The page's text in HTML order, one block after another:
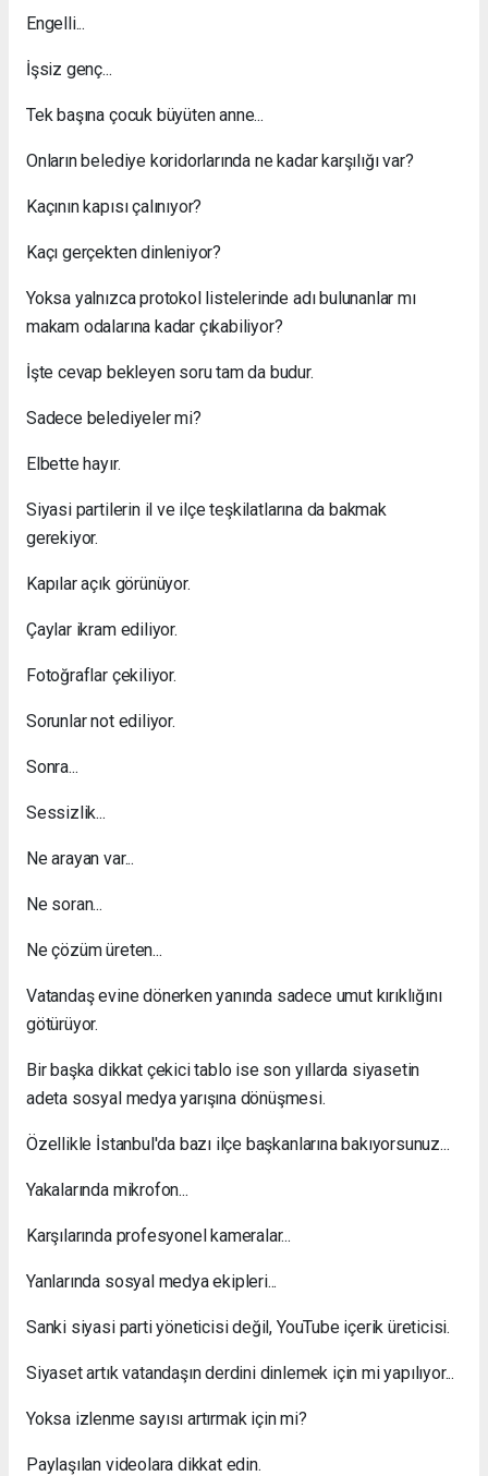
Engelli...
İşsiz genç...
Tek başına çocuk büyüten anne...
Onların belediye koridorlarında ne kadar karşılığı var?
Kaçının kapısı çalınıyor?
Kaçı gerçekten dinleniyor?
Yoksa yalnızca protokol listelerinde adı bulunanlar mı
makam odalarına kadar çıkabiliyor?
İşte cevap bekleyen soru tam da budur.
Sadece belediyeler mi?
Elbette hayır.
Siyasi partilerin il ve ilçe teşkilatlarına da bakmak
gerekiyor.
Kapılar açık görünüyor.
Çaylar ikram ediliyor.
Fotoğraflar çekiliyor.
Sorunlar not ediliyor.
Sonra...
Sessizlik...
Ne arayan var...
Ne soran...
Ne çözüm üreten...
Vatandaş evine dönerken yanında sadece umut kırıklığını
götürüyor.
Bir başka dikkat çekici tablo ise son yıllarda siyasetin
adeta sosyal medya yarışına dönüşmesi.
Özellikle İstanbul'da bazı ilçe başkanlarına bakıyorsunuz...
Yakalarında mikrofon...
Karşılarında profesyonel kameralar...
Yanlarında sosyal medya ekipleri...
Sanki siyasi parti yöneticisi değil, YouTube içerik üreticisi.
Siyaset artık vatandaşın derdini dinlemek için mi yapılıyor...
Yoksa izlenme sayısı artırmak için mi?
Paylaşılan videolara dikkat edin.